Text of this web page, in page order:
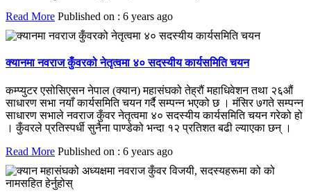
Read More Published on : 6 years ago
क्यानमा नवराज कुँवरको नेतृत्वमा ४० सदस्यीय कार्यसमिति चयन
कम्प्युटर एसोसिएसन नेपाल (क्यान) महासंघको तेह्रौं महाधिवेशन तथा २६औं
साधारण सभा नयाँ कार्यसमिति चयन गर्दै सम्पन्न भएको छ । मंसिर ७गते सम्पन्न
साधारण सभाले नवराज कुँवर नेतृत्वमा ४० सदस्यीय कार्यसमिति चयन गरेको हो
। कुँवरले प्रतिस्पर्धी सुनैना पाण्डेको भन्दा १२ प्रतिशत बढी ल्याएका छन् ।
Read More Published on : 6 years ago